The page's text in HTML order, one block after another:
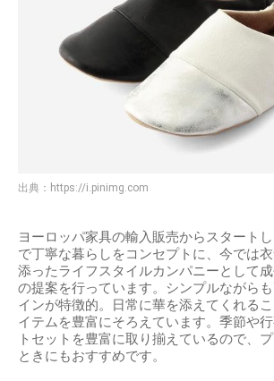
出典： https://i.pinimg.com
ヨーロッパ家具の輸入販売からスタート
で丁寧な暮らしをコンセプトに、今では
添ったライフスタイルカンパニーとして
の提案を行っています。シンプルながら
インが特徴的。日常に華を添えてくれる
イテムを豊富にそろえています。季節や
トセットを豊富に取り揃えているので、
ときにもおすすめです。